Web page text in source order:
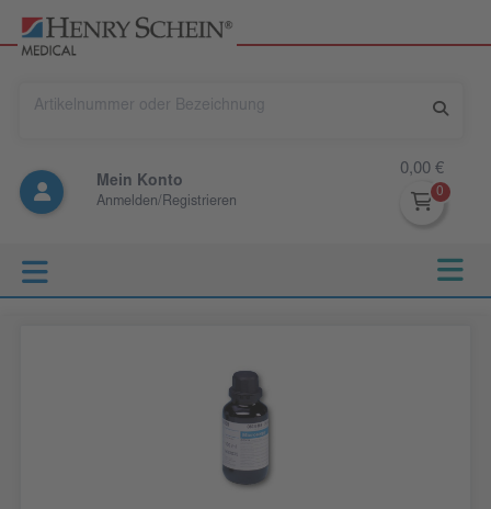
Mein Konto
Anmelden/Registrieren
0,00 €